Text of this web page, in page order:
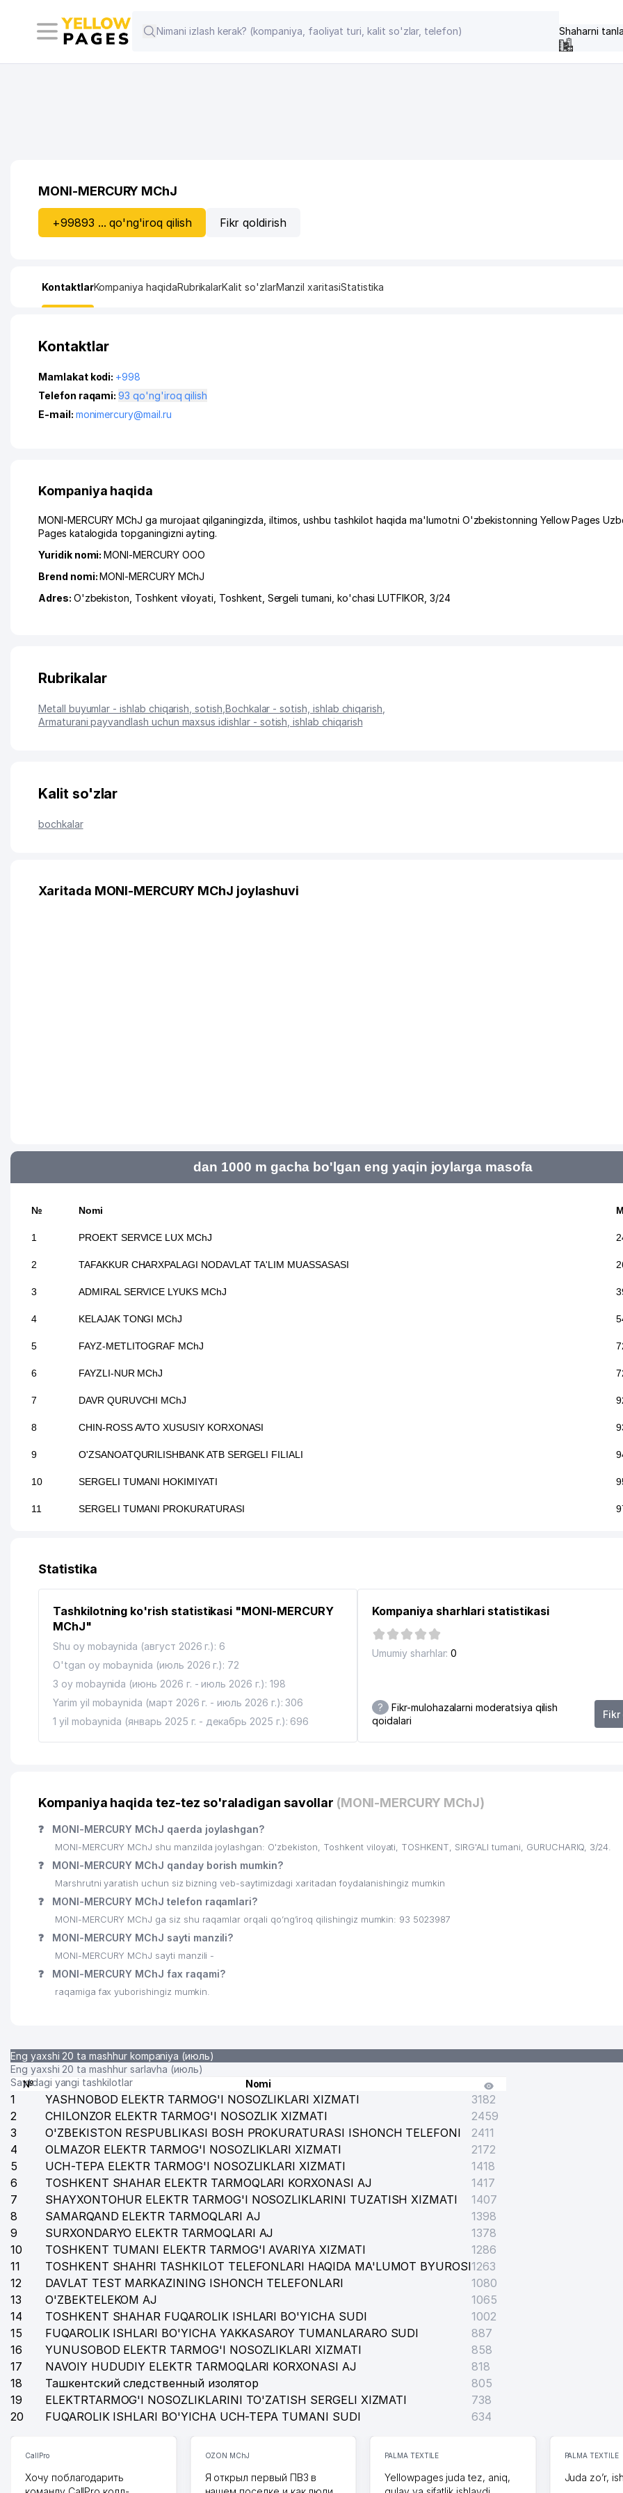
Shaharni
MONI-MERCURY MChJ
+99893 ... qo'ng'iroq qilish Fikr qoldirish
KontaktlarKompaniya haqidaRubrikalarKalit so'zlarManzil xaritasiStatistika
Kontaktlar
Mamlakat kodi: +998
Telefon raqami:
93 qo'ng'iroq qilish
E-mail: monimercury@mail.ru
Kompaniya haqida
MONI-MERCURY MChJ ga murojaat qilganingizda, iltimos, ushbu tashkilot haqida ma'lumotni O'zbekistonning Yellow Pages
Pages katalogida topganingizni ayting.
Yuridik nomi:MONI-MERCURY ООО
Brend nomi:MONI-MERCURY MChJ
Adres: O'zbekiston, Toshkent viloyati Toshkent Sergeli tumani ko'chasi LUTFIKOR , 3/24
Rubrikalar
Metall buyumlar - ishlab chiqarish, sotish Bochkalar - sotish, ishlab chiqarish
Armaturani payvandlash uchun maxsus idishlar - sotish, ishlab chiqarish
Kalit so'zlar
bochkalar
Xaritada MONI-MERCURY MChJ joylashuvi
dan 1000 m gacha bo'lgan eng yaqin joylarga masofa
№ Nomi
1 PROEKT SERVICE LUX MChJ
2 TAFAKKUR CHARXPALAGI NODAVLAT TA'LIM MUASSASASI
3 ADMIRAL SERVICE LYUKS MChJ
4 KELAJAK TONGI MChJ
5 FAYZ-METLITOGRAF MChJ
6 FAYZLI-NUR MChJ
7 DAVR QURUVCHI MChJ
8 CHIN-ROSS AVTO XUSUSIY KORXONASI
9 O'ZSANOATQURILISHBANK ATB SERGELI FILIALI
10 SERGELI TUMANI HOKIMIYATI
11 SERGELI TUMANI PROKURATURASI
Statistika
Tashkilotning ko'rish statistikasi "MONI-MERCURY
MChJ"
Shu oy mobaynida (август 2026 г.): 6
O'tgan oy mobaynida (июль 2026 г.): 72
3 oy mobaynida (июнь 2026 г. - июль 2026 г.): 198
Yarim yil mobaynida (март 2026 г. - июль 2026 г.): 306
1 yil mobaynida (январь 2025 г. - декабрь 2025 г.): 696
Kompaniya sharhlari statistikasi
Umumiy sharhlar: 0
?
Fikr-mulohazalarni moderatsiya qilish
qoidalari
Kompaniya haqida tez-tez so'raladigan savollar (MONI-MERCURY MChJ)
❓ MONI-MERCURY MChJ qaerda joylashgan?
MONI-MERCURY MChJ shu manzilda joylashgan: O'zbekiston, Toshkent viloyati, TOSHKENT, SIRG'ALI tumani, GURUCHARIQ, 3/24.
❓ MONI-MERCURY MChJ qanday borish mumkin?
Marshrutni yaratish uchun siz bizning veb-saytimizdagi xaritadan foydalanishingiz mumkin
❓ MONI-MERCURY MChJ telefon raqamlari?
MONI-MERCURY MChJ ga siz shu raqamlar orqali qo’ng’iroq qilishingiz mumkin: 93 5023987
❓ MONI-MERCURY MChJ sayti manzili?
MONI-MERCURY MChJ sayti manzili -
❓ MONI-MERCURY MChJ fax raqami?
raqamiga fax yuborishingiz mumkin.
Eng yaxshi 20 ta mashhur kompaniya (июль)
Eng yaxshi 20 ta mashhur sarlavha (июль)
Saytdagi yangi tashkilotlar
№ Nomi
1 YASHNOBOD ELEKTR TARMOG'I NOSOZLIKLARI XIZMATI
3182
2
CHILONZOR ELEKTR TARMOG'I NOSOZLIK XIZMATI
2459
3
O'ZBEKISTON RESPUBLIKASI BOSH PROKURATURASI ISHONCH TELEFONI
2411
4
OLMAZOR ELEKTR TARMOG'I NOSOZLIKLARI XIZMATI
2172
5
UCH-TEPA ELEKTR TARMOG'I NOSOZLIKLARI XIZMATI
1418
6
TOSHKENT SHAHAR ELEKTR TARMOQLARI KORXONASI AJ
1417
7
SHAYXONTOHUR ELEKTR TARMOG'I NOSOZLIKLARINI TUZATISH XIZMATI
1407
8
SAMARQAND ELEKTR TARMOQLARI AJ
1398
9
SURXONDARYO ELEKTR TARMOQLARI AJ
1378
10
TOSHKENT TUMANI ELEKTR TARMOG'I AVARIYA XIZMATI
1286
11
TOSHKENT SHAHRI TASHKILOT TELEFONLARI HAQIDA MA'LUMOT BYUROSI1263
12
DAVLAT TEST MARKAZINING ISHONCH TELEFONLARI
1080
13
O'ZBEKTELEKOM AJ
1065
14
TOSHKENT SHAHAR FUQAROLIK ISHLARI BO'YICHA SUDI
1002
15
FUQAROLIK ISHLARI BO'YICHA YAKKASAROY TUMANLARARO SUDI
887
16
YUNUSOBOD ELEKTR TARMOG'I NOSOZLIKLARI XIZMATI
858
17
NAVOIY HUDUDIY ELEKTR TARMOQLARI KORXONASI AJ
818
18
Ташкентский следственный изолятор
805
19
ELEKTRTARMOG'I NOSOZLIKLARINI TO'ZATISH SERGELI XIZMATI
738
20
FUQAROLIK ISHLARI BO'YICHA UCH-TEPA TUMANI SUDI 634
CallPro
Хочу поблагодарить
OZON MChJ
Я открыл первый ПВЗ в
PALMA TEXTILE
Yellowpages juda tez, aniq,
PALMA TEXTILE
Juda zo’r,